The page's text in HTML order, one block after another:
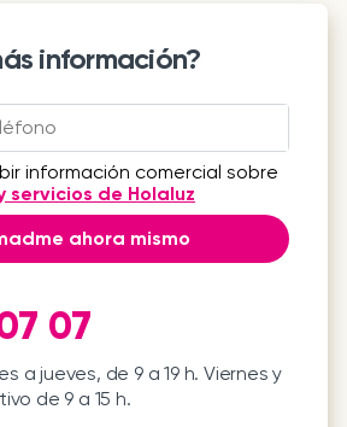
información?
información comercial sobre
servicios de Holaluz
ahora mismo
07
a jueves, de 9 a 19 h. Viernes y
de 9 a 15 h.